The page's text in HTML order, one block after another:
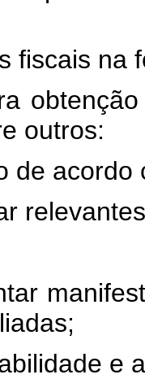
na
outros:
acordo
e